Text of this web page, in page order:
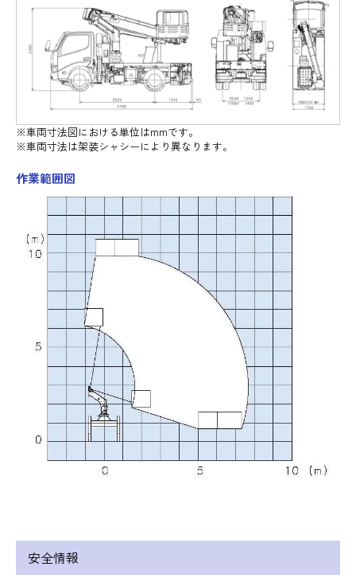
※車両寸法図における単位はmmです。
※車両寸法は架装シャシーにより異なります。
作業範囲図
安全情報